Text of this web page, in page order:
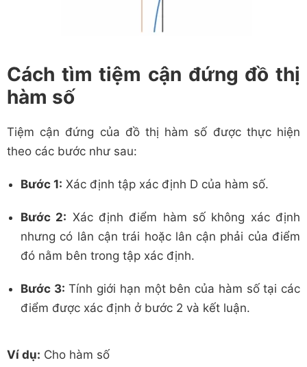
Cách tìm tiệm cận đứng đồ thị
hàm số
Tiệm cận đứng của đồ thị hàm số được thực hiện
theo các bước như sau:
Bước 1: Xác định tập xác định D của hàm số.
Bước 2: Xác định điểm hàm số không xác định
nhưng có lân cận trái hoặc lân cận phải của điểm
đó nằm bên trong tập xác định.
Bước 3: Tính giới hạn một bên của hàm số tại các
điểm được xác định ở bước 2 và kết luận.
Ví dụ: Cho hàm số